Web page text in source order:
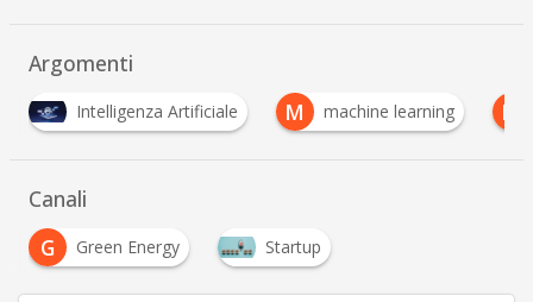
Argomenti
M
machine learning musica Startup
Canali
G
Green Energy Startup